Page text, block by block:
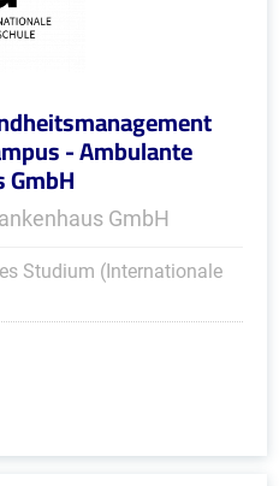
- Ambulante
GmbH
GmbH
Studium (Internationale